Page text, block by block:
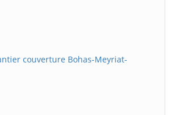
couverture Bohas-Meyriat-